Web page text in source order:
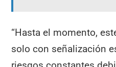
“Hasta el momento,
solo con señalización